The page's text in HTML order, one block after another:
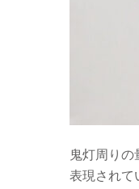
鬼灯周りの
表現されて